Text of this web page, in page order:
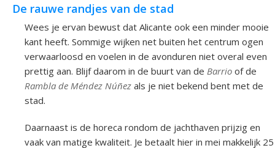
De rauwe randjes van de stad
Wees je ervan bewust dat Alicante ook een minder mooie
kant heeft. Sommige wijken net buiten het centrum ogen
verwaarloosd en voelen in de avonduren niet overal even
prettig aan. Blijf daarom in de buurt van de Barrio of de
Rambla de Méndez Núñez als je niet bekend bent met de
stad.
Daarnaast is de horeca rondom de jachthaven prijzig en
vaak van matige kwaliteit. Je betaalt hier in mei makkelijk 25